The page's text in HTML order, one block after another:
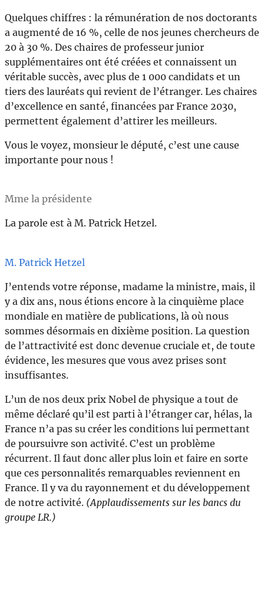
Quelques chiffres : la rémunération de nos doctorants
a augmenté de 16 %, celle de nos jeunes chercheurs de
20 à 30 %. Des chaires de professeur junior
supplémentaires ont été créées et connaissent un
véritable succès, avec plus de 1 000 candidats et un
tiers des lauréats qui revient de l’étranger. Les chaires
d’excellence en santé, financées par France 2030,
permettent également d’attirer les meilleurs.
Vous le voyez, monsieur le député, c’est une cause
importante pour nous !
Mme la présidente
La parole est à M. Patrick Hetzel.
M. Patrick Hetzel
J’entends votre réponse, madame la ministre, mais, il
y a dix ans, nous étions encore à la cinquième place
mondiale en matière de publications, là où nous
sommes désormais en dixième position. La question
de l’attractivité est donc devenue cruciale et, de toute
évidence, les mesures que vous avez prises sont
insuffisantes.
L’un de nos deux prix Nobel de physique a tout de
même déclaré qu’il est parti à l’étranger car, hélas, la
France n’a pas su créer les conditions lui permettant
de poursuivre son activité. C’est un problème
récurrent. Il faut donc aller plus loin et faire en sorte
que ces personnalités remarquables reviennent en
France. Il y va du rayonnement et du développement
de notre activité. (Applaudissements sur les bancs du
groupe LR.)